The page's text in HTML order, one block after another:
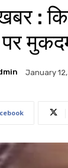
:
पर
January